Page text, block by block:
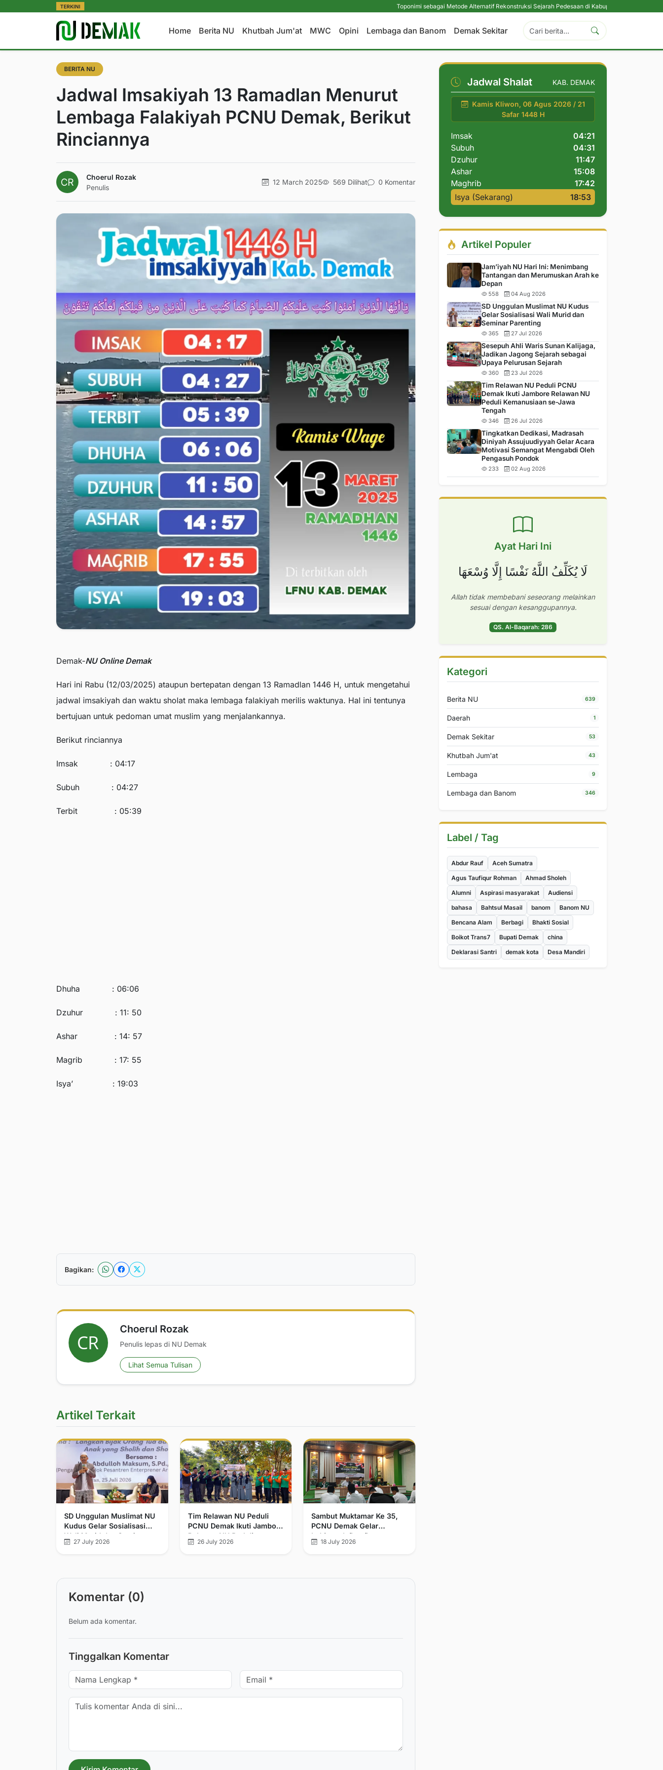
TERKINI Toponimi sebagai Metode Alternatif Rekonstruksi Sejarah Pedesaan di Kabupaten Demak
Home Berita NU Khutbah Jum'at MWC Opini Lembaga dan Banom Demak Sekitar
BERITA NU
Jadwal Imsakiyah 13 Ramadlan Menurut
Lembaga Falakiyah PCNU Demak, Berikut
Rinciannya
Choerul Rozak
Penulis
12 March 2025 569 Dilihat 0 Komentar
Demak-NU Online Demak
Hari ini Rabu (12/03/2025) ataupun bertepatan dengan 13 Ramadlan 1446 H, untuk mengetahui
jadwal imsakiyah dan waktu sholat maka lembaga falakiyah merilis waktunya. Hal ini tentunya
bertujuan untuk pedoman umat muslim yang menjalankannya.
Berikut rinciannya
Imsak : 04:17
Subuh : 04:27
Terbit : 05:39
Dhuha : 06:06
Dzuhur : 11: 50
Ashar : 14: 57
Magrib : 17: 55
Isya’ : 19:03
Bagikan:
Choerul Rozak
Penulis lepas di NU Demak
Lihat Semua Tulisan
Artikel Terkait
SD Unggulan Muslimat NU
Kudus Gelar Sosialisasi
Wali Murid dan Seminar
Parenting
27 July 2026
Tim Relawan NU Peduli
PCNU Demak Ikuti Jambore
Relawan NU Peduli
Kemanusiaan se-Jawa
26 July 2026
Sambut Muktamar Ke 35,
PCNU Demak Gelar
Isthigosah Dan Doa
Bersama
18 July 2026
Komentar (0)
Belum ada komentar.
Tinggalkan Komentar
Jadwal Shalat KAB. DEMAK
Kamis Kliwon, 06 Agus 2026 / 21
Safar 1448 H
Imsak
04:21
Subuh
04:31
Dzuhur
11:47
Ashar
15:08
Maghrib
17:42
Isya (Sekarang)
18:53
Artikel Populer
Jam’iyah NU Hari Ini: Menimbang
Tantangan dan Merumuskan Arah ke
Depan
558 04 Aug 2026
SD Unggulan Muslimat NU Kudus
Gelar Sosialisasi Wali Murid dan
Seminar Parenting
365 27 Jul 2026
Sesepuh Ahli Waris Sunan Kalijaga,
Jadikan Jagong Sejarah sebagai
Upaya Pelurusan Sejarah
360 23 Jul 2026
Tim Relawan NU Peduli PCNU
Demak Ikuti Jambore Relawan NU
Peduli Kemanusiaan se-Jawa
Tengah
346 26 Jul 2026
Tingkatkan Dedikasi, Madrasah
Diniyah Assujuudiyyah Gelar Acara
Motivasi Semangat Mengabdi Oleh
Pengasuh Pondok
233 02 Aug 2026
Ayat Hari Ini
لَا يُكَلِّفُ اللَّهُ نَفْسًا إِلَّا وُسْعَهَا
Allah tidak membebani seseorang melainkan
sesuai dengan kesanggupannya.
QS. Al-Baqarah: 286
Kategori
Berita NU 639
Daerah 1
Demak Sekitar 53
Khutbah Jum'at 43
Lembaga 9
Lembaga dan Banom 346
Label / Tag
Abdur Rauf
Aceh Sumatra
Agus Taufiqur Rohman
Ahmad Sholeh
Alumni
Aspirasi masyarakat
Audiensi
bahasa
Bahtsul Masail banom
Banom NU
Bencana Alam
Berbagi
Bhakti Sosial
Boikot Trans7
Bupati Demak
china
Deklarasi Santri
demak kota Desa Mandiri